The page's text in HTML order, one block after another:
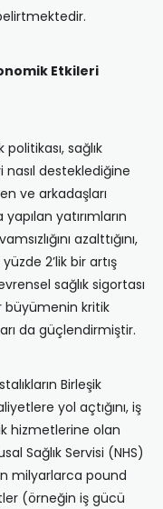
Etkileri
politikası, sağlık
desteklediğine
ve arkadaşları
yatırımların
azalttığını,
2’lik bir artış
sağlık sigortası
büyümenin kritik
da güçlendirmiştir.
Birleşik
yol açtığını, iş
hizmetlerine olan
Sağlık Servisi (NHS)
milyarlarca pound
(örneğin iş gücü